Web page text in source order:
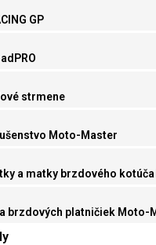
GP
strmene
Moto-Master
a matky brzdového
brzdových platničiek Moto-